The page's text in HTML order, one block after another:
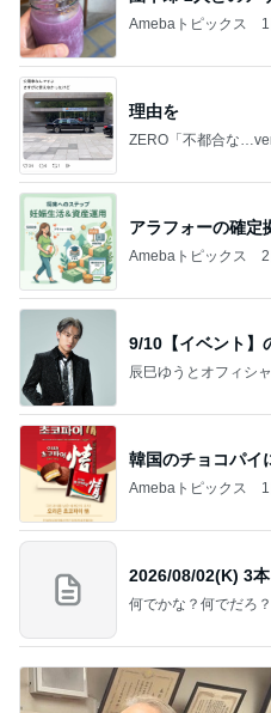
Amebaトピックス
理由を
ZERO「不都合な
アラフォーの確定
Amebaトピックス
9/10【イベント】
辰巳ゆうとオフィシ
韓国のチョコパイ
Amebaトピックス
2026/08/02(K) 3本
何でかな？何でだろ？